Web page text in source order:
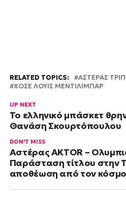
RELATED TOPICS: ΑΣΤΕΡΑΣ
ΧΟΣΕ ΛΟΥΙΣ ΜΕΝΤΙΛΙΜΠΑΡ
UP NEXT
Το ελληνικό μπάσκετ
Θανάση Σκουρτόπουλου
DON'T MISS
Αστέρας AKTOR –
Παράσταση τίτλου στην
αποθέωση από τον κόσμο